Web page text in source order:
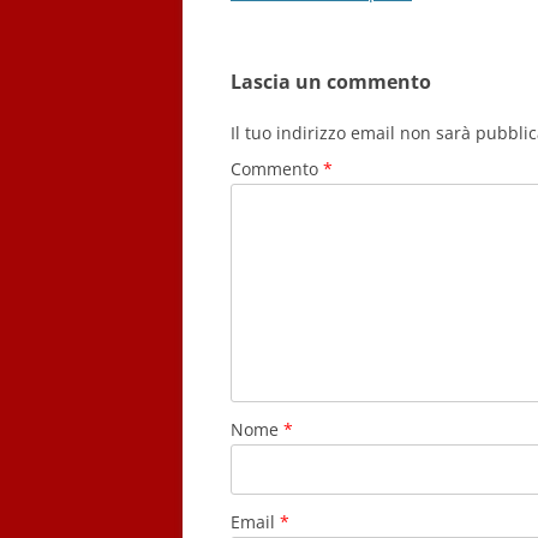
Lascia un commento
Il tuo indirizzo email non sarà
Commento *
Nome *
Email *